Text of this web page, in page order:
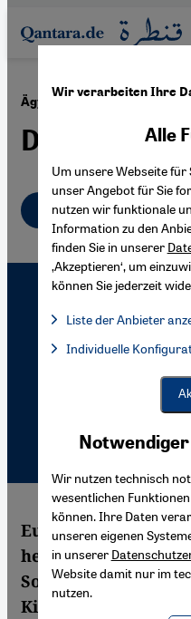
Direkt zum Inhalt springen
Ägyptisches Kino ·24.05.2005
Der Weg
Deutsch
Europa ist ein
herrschen
So wird in
Kinofilmen das Bild
Wir verarbeiten Ihre
Wir nutzen technisch
wesentlichen
können. Ihre Daten
unseren eigenen
in unserer
Website damit nur im
nutzen.
Alle
Um unsere Webseite
unser Angebot für Sie
nutzen wir funktionale
Information zu den
finden Sie in unserer
‚Akzeptieren‘, um
können Sie jederzeit
Liste der Anbieter
Facebook Embed /
Facebook Embed /
Google Maps Embed
Individuelle